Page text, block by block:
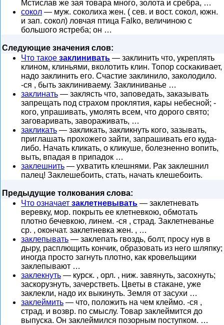
Мстислав же зая товара много, золота и сребра, …
сокол — муж. соколиха жен. ( сев. и вост. сокол, южн.
и зап. сокол) ловчая птица Falko, величиною с
большого ястреба; он …
Следующие значения слов:
Что такое заклинивать — заклинить что, укреплять
клином, клиньями, вколотить клин. Топор соскакивает,
надо заклинить его. Счастие заклинило, заколодило.
-ся , быть заклиниваему. Заклиниванье …
заклинать — заклясть что, заповедать, заказывать
запрещать под страхом проклятия, кары небесной; -
кого, упрашивать, умолять всем, что дорого свято;
заговаривать, завораживать, …
закликать — закликать, закликнуть кого, зазывать,
приглашать прохожего зайти, запрашивать его куда-
либо. Начать кликать, о кликуше, болезненно вопить,
выть, впадая в припадок …
заклешнить — ухватить клешнями. Рак заклешнил
палец! Заклешебоить, стать, начать клешебоить.
Предыдущие толкования слова:
Что означает заклетневывать — заклетневать
веревку, мор. покрыть ее клетневкою, обмотать
плотно бечевкою, линем. -ся , страд. Заклетневанье
ср. , окончат. заклетневка жен. , …
заклепывать — заклепать гвоздь, болт, просу нув в
дыру, расплющить кончик, образовать из него шляпку;
иногда просто загнуть плотно, как кровельщики
заклепывают …
заклекнуть — курск. , орл. , ниж. завянуть, засохнуть;
заскорузнуть, зачерстветь. Цветы в стакане, уже
заклекли, надо их выкинуть. Земля от засухи …
заклеймить — что, положить на чем клеймо. -ся ,
страд. и возвр. по смыслу. Товар заклеймится до
выпуска. Он заклеймился позорным поступком. …